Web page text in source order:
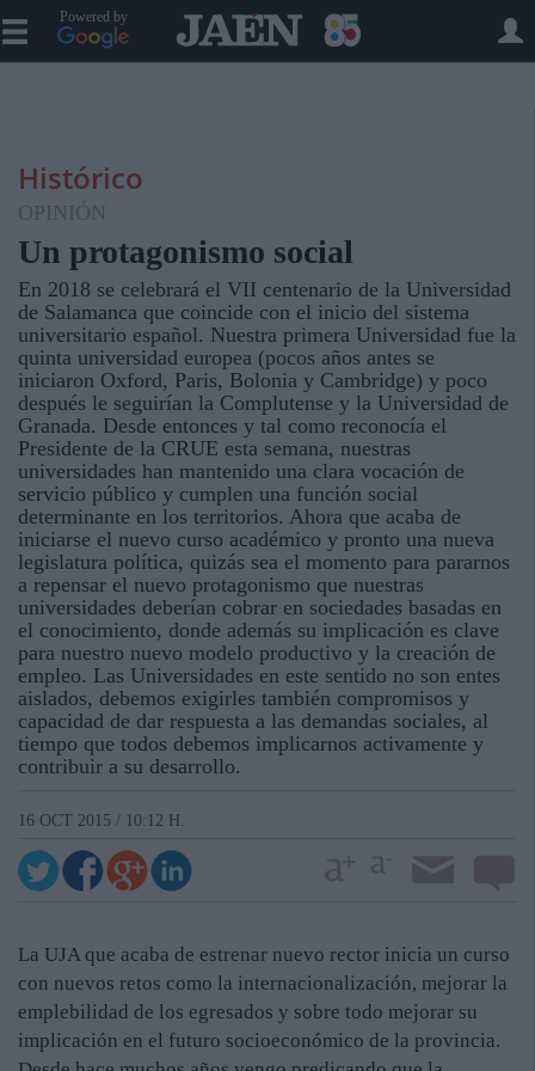
Powered by
Histórico
OPINIÓN
Un protagonismo social
En 2018 se celebrará el VII centenario de la Universidad
de Salamanca que coincide con el inicio del sistema
universitario español. Nuestra primera Universidad fue la
quinta universidad europea (pocos años antes se
iniciaron Oxford, Paris, Bolonia y Cambridge) y poco
después le seguirían la Complutense y la Universidad de
Granada. Desde entonces y tal como reconocía el
Presidente de la CRUE esta semana, nuestras
universidades han mantenido una clara vocación de
servicio público y cumplen una función social
determinante en los territorios. Ahora que acaba de
iniciarse el nuevo curso académico y pronto una nueva
legislatura política, quizás sea el momento para pararnos
a repensar el nuevo protagonismo que nuestras
universidades deberían cobrar en sociedades basadas en
el conocimiento, donde además su implicación es clave
para nuestro nuevo modelo productivo y la creación de
empleo. Las Universidades en este sentido no son entes
aislados, debemos exigirles también compromisos y
capacidad de dar respuesta a las demandas sociales, al
tiempo que todos debemos implicarnos activamente y
contribuir a su desarrollo.
16 OCT 2015 / 10:12 H.
La UJA que acaba de estrenar nuevo rector inicia un curso
con nuevos retos como la internacionalización, mejorar la
emplebilidad de los egresados y sobre todo mejorar su
implicación en el futuro socioeconómico de la provincia.